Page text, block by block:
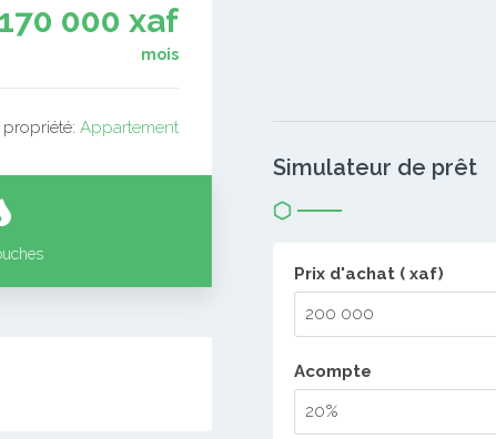
170 000 xaf
mois
Appartement
Simulateur de prêt
Prix d'achat ( xaf)
Acompte